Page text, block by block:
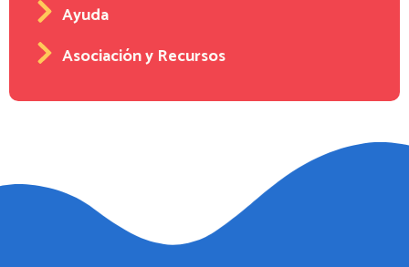
Ayuda
Asociación y Recursos